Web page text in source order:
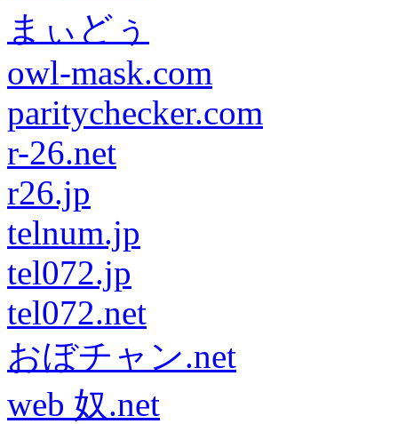
まぃどぅ
owl-mask.com
paritychecker.com
r-26.net
r26.jp
telnum.jp
tel072.jp
tel072.net
おぼチャン.net
web 奴.net